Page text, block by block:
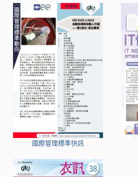
國際管理標準快訊